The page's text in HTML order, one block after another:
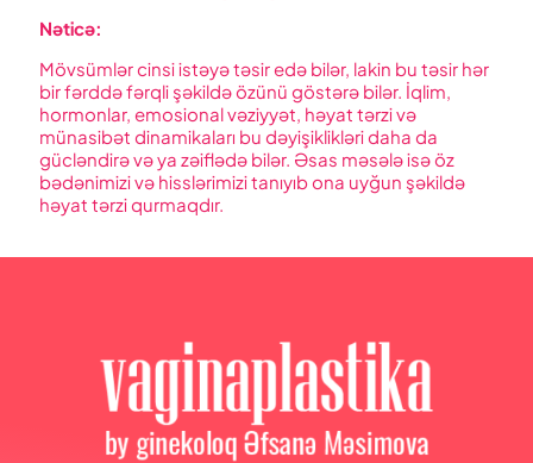
Nəticə:
Mövsümlər cinsi istəyə təsir edə bilər, lakin bu təsir hər
bir fərddə fərqli şəkildə özünü göstərə bilər. İqlim,
hormonlar, emosional vəziyyət, həyat tərzi və
münasibət dinamikaları bu dəyişiklikləri daha da
gücləndirə və ya zəiflədə bilər. Əsas məsələ isə öz
bədənimizi və hisslərimizi tanıyıb ona uyğun şəkildə
həyat tərzi qurmaqdır.